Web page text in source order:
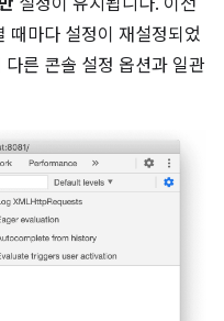
때마다 설정이 재설정되었
른 콘솔 설정 옵션과 일관